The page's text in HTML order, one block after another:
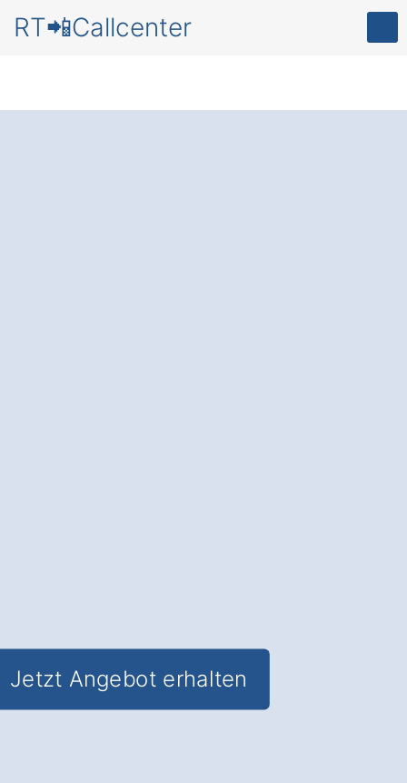
RT📲Callcenter
Jetzt Angebot erhalten